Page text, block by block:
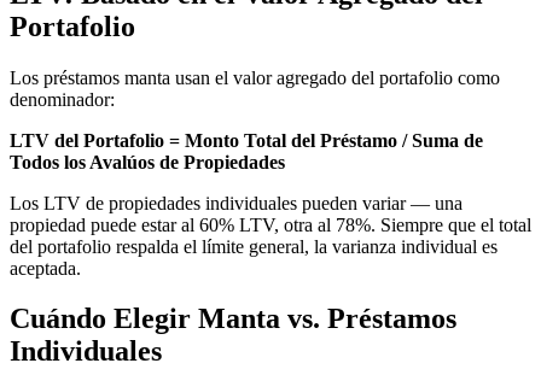
Portafolio
Los préstamos manta usan el valor agregado del portafolio como
denominador:
LTV del Portafolio = Monto Total del Préstamo / Suma de
Todos los Avalúos de Propiedades
Los LTV de propiedades individuales pueden variar — una
propiedad puede estar al 60% LTV, otra al 78%. Siempre que el total
del portafolio respalda el límite general, la varianza individual es
aceptada.
Cuándo Elegir Manta vs. Préstamos
Individuales